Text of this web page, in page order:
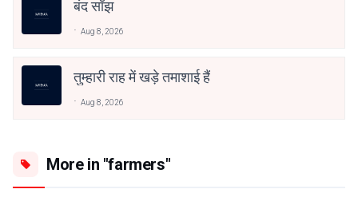
बंद साँझ
Aug 8, 2026
तुम्हारी राह में खड़े तमाशाई हैं
Aug 8, 2026
More in "farmers"